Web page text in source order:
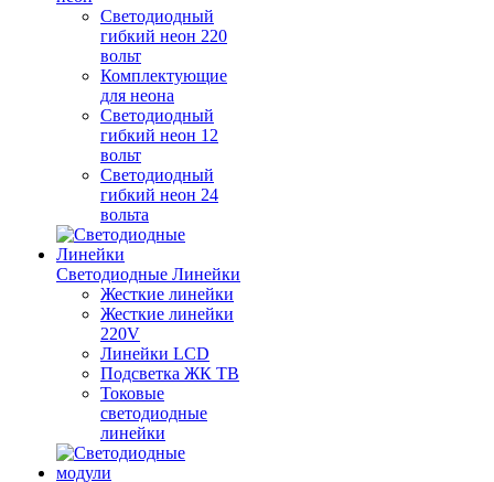
Светодиодный
гибкий неон 220
вольт
Комплектующие
для неона
Светодиодный
гибкий неон 12
вольт
Светодиодный
гибкий неон 24
вольта
Светодиодные Линейки
Жесткие линейки
Жесткие линейки
220V
Линейки LCD
Подсветка ЖК ТВ
Токовые
светодиодные
линейки